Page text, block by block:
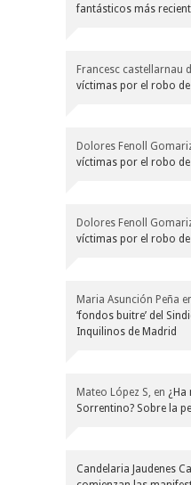
fantásticos más
Francesc castellarnau
víctimas por el robo de
Dolores Fenoll
víctimas por el robo de
Dolores Fenoll
víctimas por el robo de
Maria Asunción Peña
‘fondos buitre’ del
Inquilinos de Madrid
Mateo López S, en ¿Ha
Sorrentino? Sobre la
Candelaria Jaudenes